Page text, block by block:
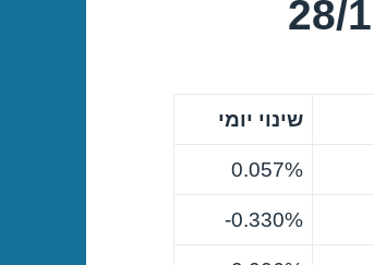
שינוי יומי
0.057%
0.330%-